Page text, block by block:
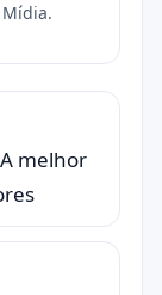
melhor